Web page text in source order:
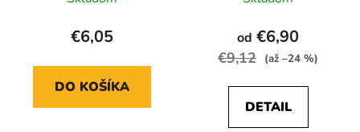
€6,05
DO KOŠÍKA
od €6,90
€9,12 (až –24 %)
DETAIL